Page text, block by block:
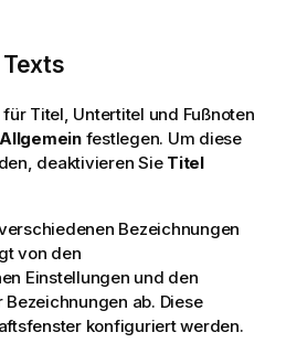
Titel, Untertitel und Fußnoten
Allgemeinfestlegen. Um diese
deaktivieren Sie Titel
Bezeichnungen
von den
Einstellungen und den
ab. Diese
konfiguriert werden.